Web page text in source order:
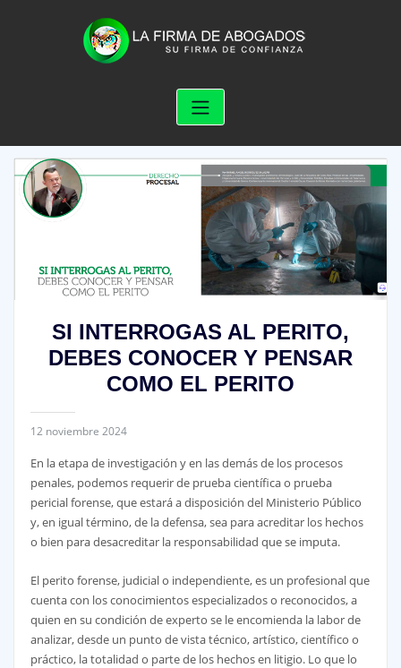
SI INTERROGAS AL PERITO,
DEBES CONOCER Y PENSAR
COMO EL PERITO
12 noviembre 2024
En la etapa de investigación y en las demás de los procesos
penales, podemos requerir de prueba científica o prueba
pericial forense, que estará a disposición del Ministerio Público
y, en igual término, de la defensa, sea para acreditar los hechos
o bien para desacreditar la responsabilidad que se imputa.
El perito forense, judicial o independiente, es un profesional que
cuenta con los conocimientos especializados o reconocidos, a
quien en su condición de experto se le encomienda la labor de
analizar, desde un punto de vista técnico, artístico, científico o
práctico, la totalidad o parte de los hechos en litigio. Lo que lo